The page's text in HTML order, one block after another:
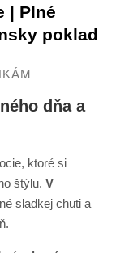
| Plné
poklad
dňa a
ktoré si
štýlu. V
sladkej chuti a